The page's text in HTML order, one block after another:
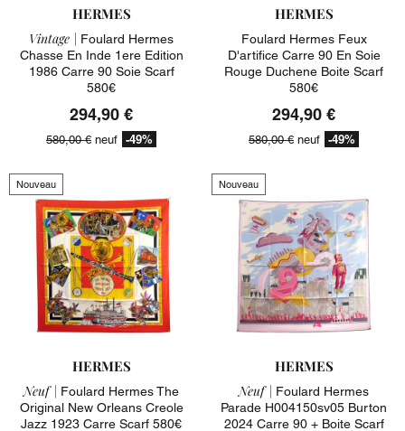
HERMES
Vintage | Foulard Hermes
Chasse En Inde 1ere Edition
1986 Carre 90 Soie Scarf
580€
294,90 €
580,00 € neuf -49%
HERMES
Foulard Hermes Feux
D'artifice Carre 90 En Soie
Rouge Duchene Boite Scarf
580€
294,90 €
580,00 € neuf -49%
Nouveau
HERMES
Neuf | Foulard Hermes The
Original New Orleans Creole
Jazz 1923 Carre Scarf 580€
Nouveau
HERMES
Neuf | Foulard Hermes
Parade H004150sv05 Burton
2024 Carre 90 + Boite Scarf